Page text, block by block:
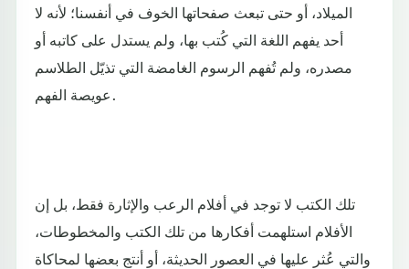
الميلاد، أو حتى تبعث صفحاتها الخوف في أنفسنا؛ لأنه لا
أحد يفهم اللغة التي كُتب بها، ولم يستدل على كاتبه أو
مصدره، ولم تُفهم الرسوم الغامضة التي تذيّل الطلاسم
عويصة الفهم.
تلك الكتب لا توجد في أفلام الرعب والإثارة فقط، بل إن
الأفلام استلهمت أفكارها من تلك الكتب والمخطوطات،
والتي عُثر عليها في العصور الحديثة، أو أنتج بعضها لمحاكاة